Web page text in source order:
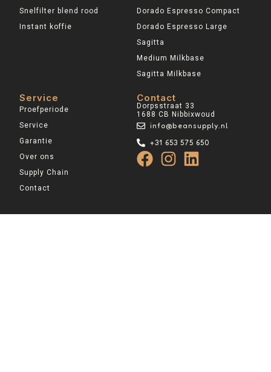
Snelfilter blend rood
Instant koffie
Dorado Espresso Compact
Dorado Espresso Large
Sagitta
Medium Milkbase
Sagitta Milkbase
Service
Proefperiode
Service
Garantie
Over ons
Supply Chain
Contact
Contact
Dorpsstraat 33
1688 CB Nibbixwoud
info@beansupply.nl
+31 653 575 650